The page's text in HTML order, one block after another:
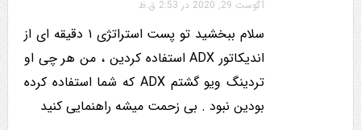
آگوست 29, 2020 در 2:53 ق.ظ
سلام ببخشید تو پست استراتژی ۱ دقیقه ای از
اندیکاتور ADX استفاده کردین ، من هر چی او
تردینگ ویو گشتم ADX که شما استفاده کرده
بودین نبود . بی زحمت میشه راهنمایی کنید